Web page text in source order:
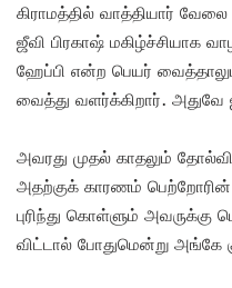
கிராமத்தில் வாத்தியார்
ஜீவி பிரகாஷ் மகிழ்ச்சியாக
ஹேப்பி என்ற பெயர்
வைத்து வளர்க்கிறார். அதுவே
அவரது முதல் காதலும்
அதற்குக் காரணம்
புரிந்து கொள்ளும் அவருக்கு
விட்டால் போதுமென்று அங்கே